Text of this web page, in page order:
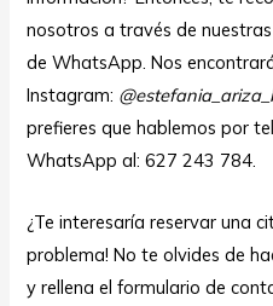
nosotros a través de
de WhatsApp. Nos
Instagram:
prefieres que hablemos por
WhatsApp al: 627 243 784.
¿Te interesaría reservar una
problema! No te olvides de
y rellena el formulario de